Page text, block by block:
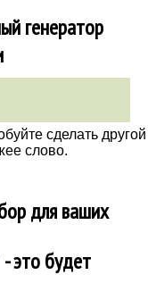
генератор
сделать другой
слово.
для ваших
- это будет